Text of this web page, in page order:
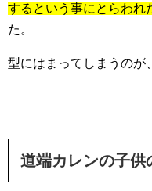
するという事にとらわれ
た。
型にはまってしまうのが
道端カレンの子供